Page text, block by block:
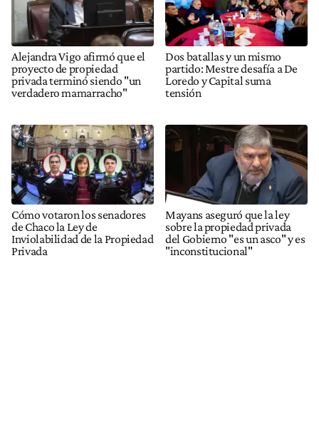
Alejandra Vigo afirmó que el
proyecto de propiedad
privada terminó siendo "un
verdadero mamarracho"
Dos batallas y un mismo
partido: Mestre desafía a De
Loredo y Capital suma
tensión
Cómo votaron los senadores
de Chaco la Ley de
Inviolabilidad de la Propiedad
Privada
Mayans aseguró que la ley
sobre la propiedad privada
del Gobierno "es un asco" y es
"inconstitucional"